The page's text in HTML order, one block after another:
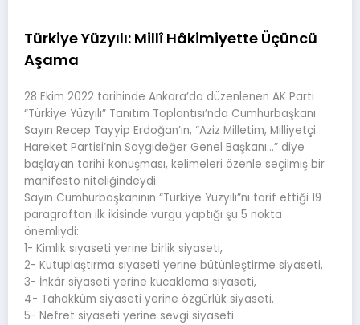
Türkiye Yüzyılı: Millî Hâkimiyette Üçüncü
Aşama
28 Ekim 2022 tarihinde Ankara’da düzenlenen AK Parti
“Türkiye Yüzyılı” Tanıtım Toplantısı’nda Cumhurbaşkanı
Sayın Recep Tayyip Erdoğan’ın, “Aziz Milletim, Milliyetçi
Hareket Partisi’nin Saygıdeğer Genel Başkanı…” diye
başlayan tarihî konuşması, kelimeleri özenle seçilmiş bir
manifesto niteliğindeydi.
Sayın Cumhurbaşkanının “Türkiye Yüzyılı”nı tarif ettiği 19
paragraftan ilk ikisinde vurgu yaptığı şu 5 nokta
önemliydi:
1- Kimlik siyaseti yerine birlik siyaseti,
2- Kutuplaştırma siyaseti yerine bütünleştirme siyaseti,
3- İnkâr siyaseti yerine kucaklama siyaseti,
4- Tahakküm siyaseti yerine özgürlük siyaseti,
5- Nefret siyaseti yerine sevgi siyaseti.